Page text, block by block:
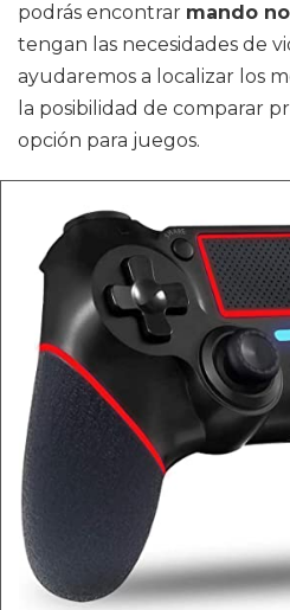
podrás encontrar mando
tengan las necesidades de
ayudaremos a localizar los
la posibilidad de comparar
opción para juegos.